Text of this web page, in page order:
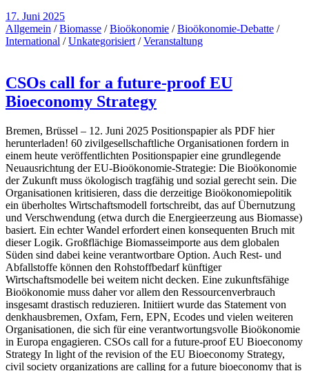
17. Juni 2025
Allgemein /Biomasse /Bioökonomie /Bioökonomie-Debatte /
International /Unkategorisiert /Veranstaltung
CSOs call for a future-proof EU
Bioeconomy Strategy
Bremen, Brüssel – 12. Juni 2025 Positionspapier als PDF hier
herunterladen! 60 zivilgesellschaftliche Organisationen fordern in
einem heute veröffentlichten Positionspapier eine grundlegende
Neuausrichtung der EU-Bioökonomie-Strategie: Die Bioökonomie
der Zukunft muss ökologisch tragfähig und sozial gerecht sein. Die
Organisationen kritisieren, dass die derzeitige Bioökonomiepolitik
ein überholtes Wirtschaftsmodell fortschreibt, das auf Übernutzung
und Verschwendung (etwa durch die Energieerzeung aus Biomasse)
basiert. Ein echter Wandel erfordert einen konsequenten Bruch mit
dieser Logik. Großflächige Biomasseimporte aus dem globalen
Süden sind dabei keine verantwortbare Option. Auch Rest- und
Abfallstoffe können den Rohstoffbedarf künftiger
Wirtschaftsmodelle bei weitem nicht decken. Eine zukunftsfähige
Bioökonomie muss daher vor allem den Ressourcenverbrauch
insgesamt drastisch reduzieren. Initiiert wurde das Statement von
denkhausbremen, Oxfam, Fern, EPN, Ecodes und vielen weiteren
Organisationen, die sich für eine verantwortungsvolle Bioökonomie
in Europa engagieren. CSOs call for a future-proof EU Bioeconomy
Strategy In light of the revision of the EU Bioeconomy Strategy,
civil society organizations are calling for a future bioeconomy that is